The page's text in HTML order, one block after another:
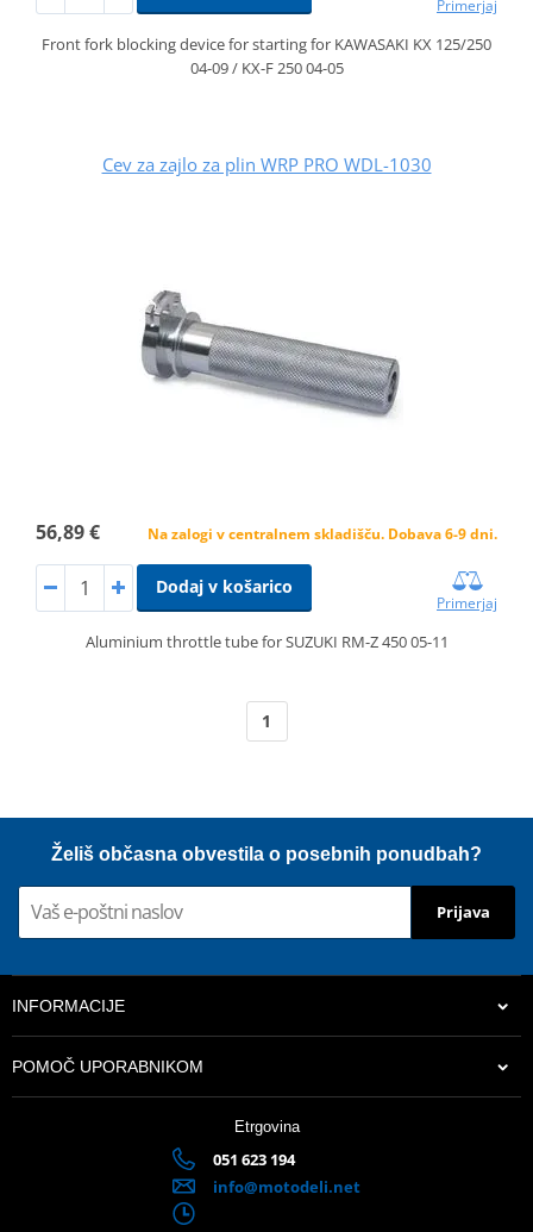
Primerjaj
Front fork blocking device for starting for KAWASAKI KX 125/250
04-09 / KX-F 250 04-05
Cev za zajlo za plin WRP PRO WDL-1030
56,89 € Na zalogi v centralnem skladišču. Dobava 6-9 dni.
Dodaj v košarico
Primerjaj
Aluminium throttle tube for SUZUKI RM-Z 450 05-11
1
Želiš občasna obvestila o posebnih ponudbah?
Prijava
INFORMACIJE
POMOČ UPORABNIKOM
Etrgovina
051 623 194
info@motodeli.net